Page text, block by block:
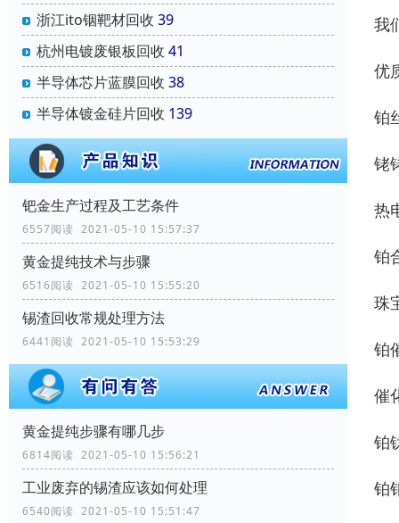
浙江ito铟靶材回收 39
杭州电镀废银板回收 41
半导体芯片蓝膜回收 38
半导体镀金硅片回收 139
钯金生产过程及工艺条件
6557阅读 2021-05-10 15:57:37
黄金提纯技术与步骤
6516阅读 2021-05-10 15:55:20
锡渣回收常规处理方法
6441阅读 2021-05-10 15:53:29
黄金提纯步骤有哪几步
6814阅读 2021-05-10 15:56:21
工业废弃的锡渣应该如何处理
6540阅读 2021-05-10 15:51:47
我
优
铂
铑
热
铂
珠
铂
催
铂
铂